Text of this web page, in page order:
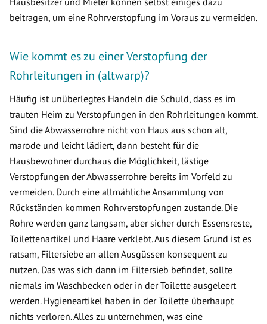
beitragen, um eine Rohrverstopfung im Voraus zu vermeiden.
Wie kommt es zu einer Verstopfung der
Rohrleitungen in (altwarp)?
Häufig ist unüberlegtes Handeln die Schuld, dass es im
trauten Heim zu Verstopfungen in den Rohrleitungen kommt.
Sind die Abwasserrohre nicht von Haus aus schon alt,
marode und leicht lädiert, dann besteht für die
Hausbewohner durchaus die Möglichkeit, lästige
Verstopfungen der Abwasserrohre bereits im Vorfeld zu
vermeiden. Durch eine allmähliche Ansammlung von
Rückständen kommen Rohrverstopfungen zustande. Die
Rohre werden ganz langsam, aber sicher durch Essensreste,
Toilettenartikel und Haare verklebt. Aus diesem Grund ist es
ratsam, Filtersiebe an allen Ausgüssen konsequent zu
nutzen. Das was sich dann im Filtersieb befindet, sollte
niemals im Waschbecken oder in der Toilette ausgeleert
werden. Hygieneartikel haben in der Toilette überhaupt
nichts verloren. Alles zu unternehmen, was eine